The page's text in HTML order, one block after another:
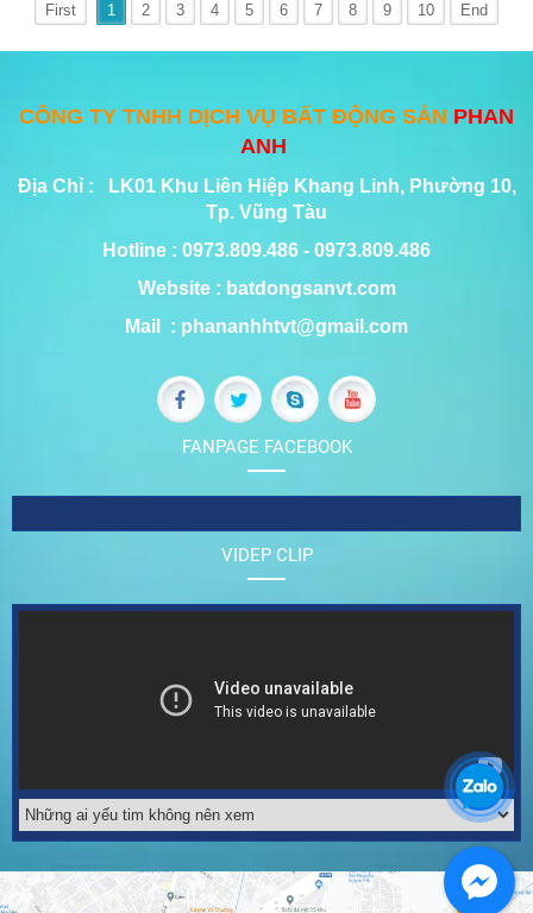
First 1 2 3 4 5 6 7 8 9 10 End
CÔNG TY TNHH DỊCH VỤ BẤT ĐỘNG SẢN PHAN
ANH
Địa Chỉ : LK01 Khu Liên Hiệp Khang Linh, Phường 10,
Tp. Vũng Tàu
Hotline : 0973.809.486 - 0973.809.486
Website : batdongsanvt.com
Mail : phananhhtvt@gmail.com
FANPAGE FACEBOOK
VIDEP CLIP